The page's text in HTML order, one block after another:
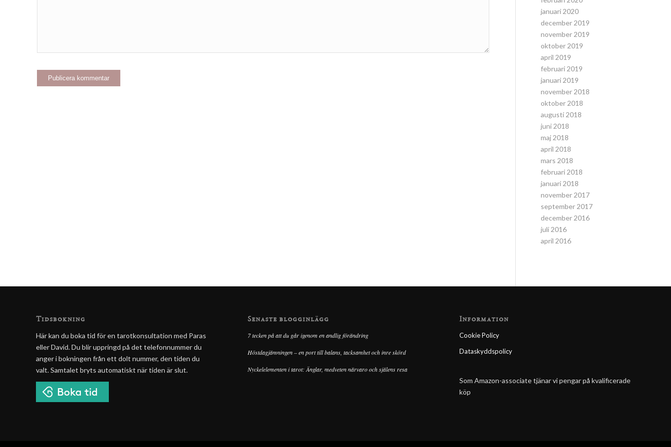
januari 2020
december 2019
november 2019
oktober 2019
april 2019
februari 2019
januari 2019
november 2018
oktober 2018
augusti 2018
juni 2018
maj 2018
april 2018
mars 2018
februari 2018
januari 2018
november 2017
september 2017
december 2016
juli 2016
april 2016
Tidsbokning
Här kan du boka tid för en tarotkonsultation med Paras
eller David. Du blir uppringd på det telefonnummer du
anger i bokningen från ett dolt nummer, den tiden du
valt. Samtalet bryts automatiskt när tiden är slut.
Senaste blogginlägg
7 tecken på att du går igenom en andlig förändring
Höstdagjämningen – en port till balans, tacksamhet och inre skörd
Nyckelelementen i tarot: Änglar, medveten närvaro och själens resa
Information
Cookie Policy
Dataskyddspolicy
Som Amazon-associate tjänar vi pengar på kvalificerade
köp